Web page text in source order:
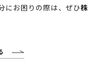
にお困りの際は、ぜひ株